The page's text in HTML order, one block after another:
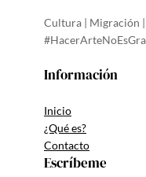
Cultura | Migración
Información
Inicio
¿Qué es?
Contacto
Escríbeme